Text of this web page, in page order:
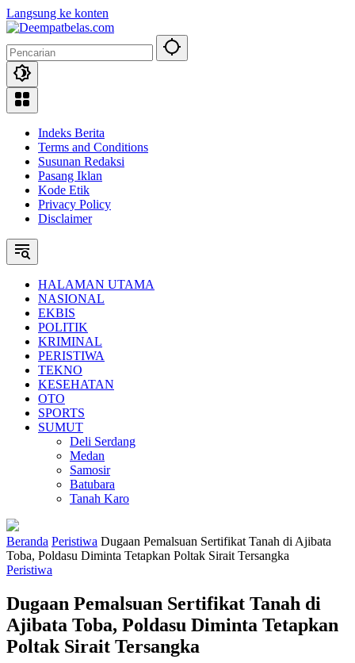
Langsung ke konten
Indeks Berita
Terms and Conditions
Susunan Redaksi
Pasang Iklan
Kode Etik
Privacy Policy
Disclaimer
HALAMAN UTAMA
NASIONAL
EKBIS
POLITIK
KRIMINAL
PERISTIWA
TEKNO
KESEHATAN
OTO
SPORTS
SUMUT
Deli Serdang
Medan
Samosir
Batubara
Tanah Karo
Beranda Peristiwa Dugaan Pemalsuan Sertifikat Tanah di Ajibata
Toba, Poldasu Diminta Tetapkan Poltak Sirait Tersangka
Peristiwa
Dugaan Pemalsuan Sertifikat Tanah di
Ajibata Toba, Poldasu Diminta Tetapkan
Poltak Sirait Tersangka